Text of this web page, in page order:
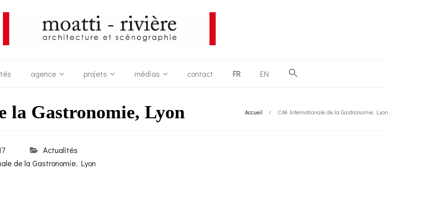
agence projets médias contact FR EN
la Gastronomie, Lyon Accueil / Cité Internationale de la Gastronomie, Lyon
Actualités
de la Gastronomie, Lyon